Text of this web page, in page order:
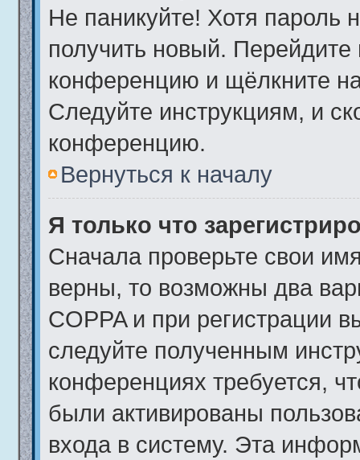
Не паникуйте! Хотя пароль
получить новый. Перейдите
конференцию и щёлкните
Следуйте инструкциям, и
конференцию.
Вернуться к началу
Я только что
Сначала проверьте свои
верны, то возможны два
COPPA и при регистрации
следуйте полученным
конференциях требуется,
были активированы
входа в систему. Эта